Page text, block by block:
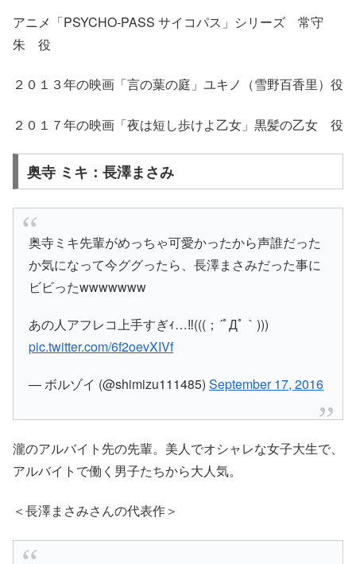
アニメ「PSYCHO-PASS サイコパス」シリーズ 常守
朱 役
２０１３年の映画「言の葉の庭」ユキノ（雪野百香里）役
２０１７年の映画「夜は短し歩けよ乙女」黒髪の乙女 役
奥寺 ミキ：長澤まさみ
奥寺ミキ先輩がめっちゃ可愛かったから声誰だった
か気になって今ググったら、長澤まさみだった事に
ビビったwwwwwww
あの人アフレコ上手すぎｨ…‼(((；´ﾟДﾟ｀)))
pic.twitter.com/6f2oevXIVf
— ボルゾイ (@shimizu111485)September 17, 2016
瀧のアルバイト先の先輩。美人でオシャレな女子大生で、
アルバイトで働く男子たちから大人気。
＜長澤まさみさんの代表作＞